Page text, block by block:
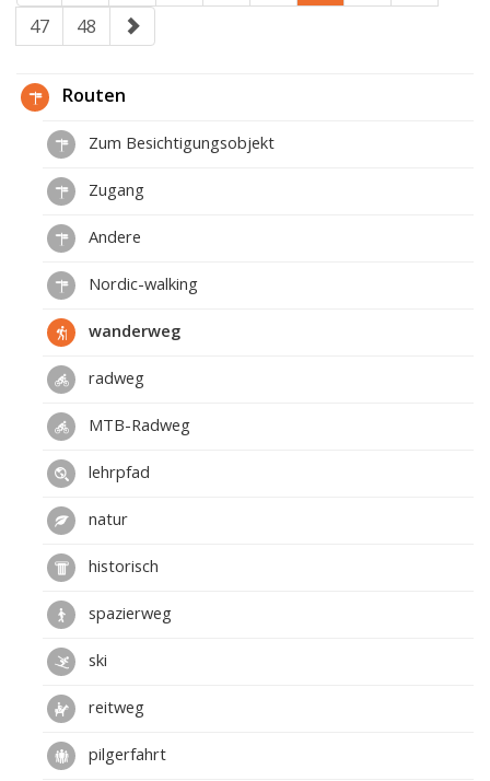
47
48
Routen
Zum Besichtigungsobjekt
Zugang
Andere
Nordic-walking
wanderweg
radweg
MTB-Radweg
lehrpfad
natur
historisch
spazierweg
ski
reitweg
pilgerfahrt